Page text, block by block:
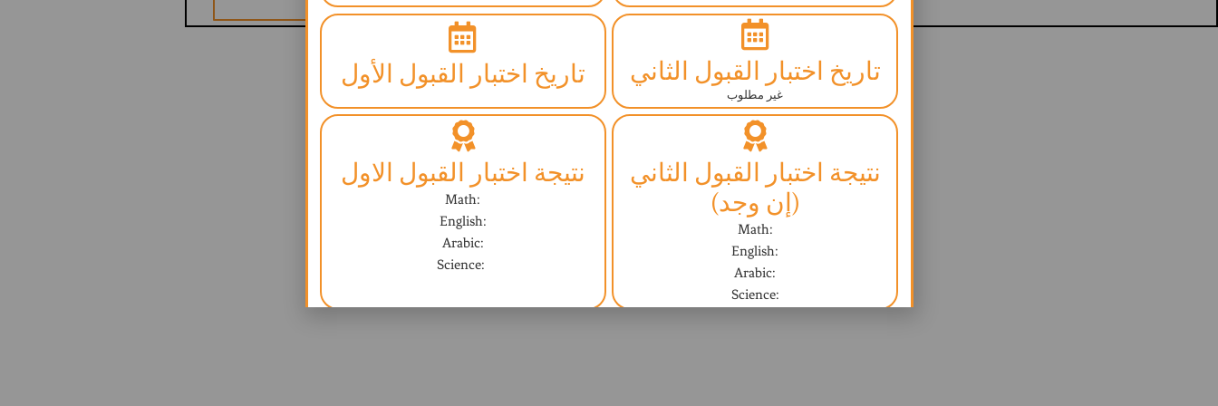
تاريخ اختبار القبول الأول تاريخ اختبار القبول الثاني
غير مطلوب
نتيجة اختبار القبول الاول
Math:
English:
Arabic:
Science:
نتيجة اختبار القبول الثاني
(إن وجد)
Math:
English:
Arabic:
Science: